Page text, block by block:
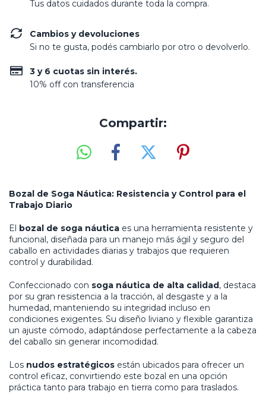
Tus datos cuidados durante toda la compra.
Cambios y devoluciones
Si no te gusta, podés cambiarlo por otro o devolverlo.
3 y 6 cuotas sin interés.
10% off con transferencia
Compartir:
Bozal de Soga Náutica: Resistencia y Control para el
Trabajo Diario
El bozal de soga náutica es una herramienta resistente y
funcional, diseñada para un manejo más ágil y seguro del
caballo en actividades diarias y trabajos que requieren
control y durabilidad.
Confeccionado con soga náutica de alta calidad, destaca
por su gran resistencia a la tracción, al desgaste y a la
humedad, manteniendo su integridad incluso en
condiciones exigentes. Su diseño liviano y flexible garantiza
un ajuste cómodo, adaptándose perfectamente a la cabeza
del caballo sin generar incomodidad.
Los nudos estratégicos están ubicados para ofrecer un
control eficaz, convirtiendo este bozal en una opción
práctica tanto para trabajo en tierra como para traslados.